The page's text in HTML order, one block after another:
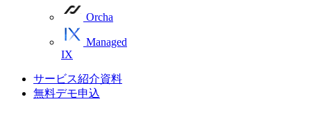
Orcha
Managed
IX
サービス紹介資料
無料デモ申込